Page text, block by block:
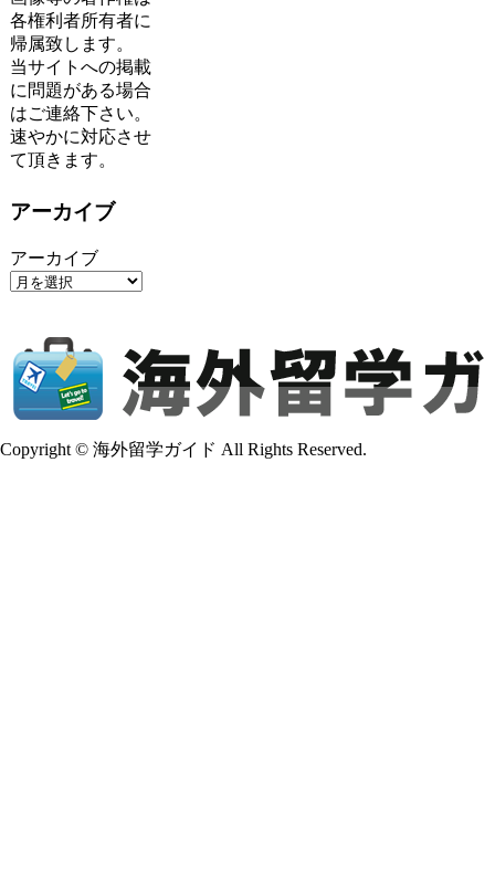
各権利者所有者に
帰属致します。
当サイトへの掲載
に問題がある場合
はご連絡下さい。
速やかに対応させ
て頂きます。
アーカイブ
アーカイブ
Copyright © 海外留学ガイド All Rights Reserved.